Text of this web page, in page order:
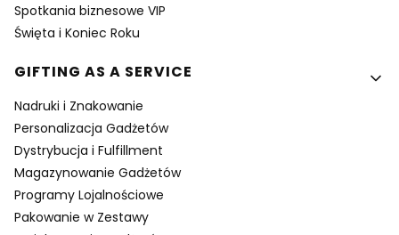
Spotkania biznesowe VIP
Święta i Koniec Roku
GIFTING AS A SERVICE
Nadruki i Znakowanie
Personalizacja Gadżetów
Dystrybucja i Fulfillment
Magazynowanie Gadżetów
Programy Lojalnościowe
Pakowanie w Zestawy